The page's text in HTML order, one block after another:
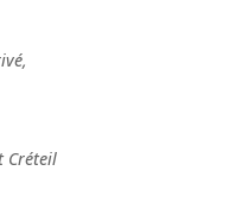
Créteil